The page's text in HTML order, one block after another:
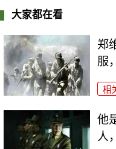
大家都在看
郑
服
相
他
人